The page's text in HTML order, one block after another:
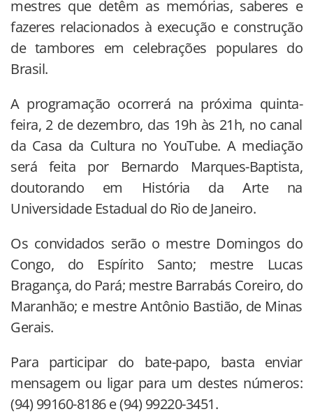
mestres que detêm as memórias, saberes e
fazeres relacionados à execução e construção
de tambores em celebrações populares do
Brasil.
A programação ocorrerá na próxima quinta-
feira, 2 de dezembro, das 19h às 21h, no canal
da Casa da Cultura no YouTube. A mediação
será feita por Bernardo Marques-Baptista,
doutorando em História da Arte na
Universidade Estadual do Rio de Janeiro.
Os convidados serão o mestre Domingos do
Congo, do Espírito Santo; mestre Lucas
Bragança, do Pará; mestre Barrabás Coreiro, do
Maranhão; e mestre Antônio Bastião, de Minas
Gerais.
Para participar do bate-papo, basta enviar
mensagem ou ligar para um destes números:
(94) 99160-8186 e (94) 99220-3451.